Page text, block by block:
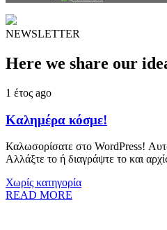
NEWSLETTER
Here we share our
1 έτος ago
Καλημέρα κόσμε!
Καλωσορίσατε στο WordPress!
Αλλάξτε το ή διαγράψτε το και
Χωρίς κατηγορία
READ MORE